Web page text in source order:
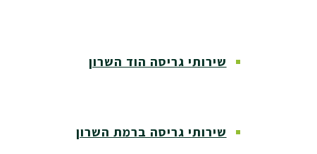
שירותי גריסה הוד השרון
שירותי גריסה ברמת השרון